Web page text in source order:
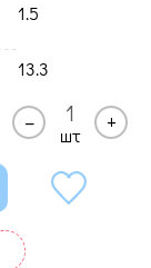
1.5
13.3
–
шт
+